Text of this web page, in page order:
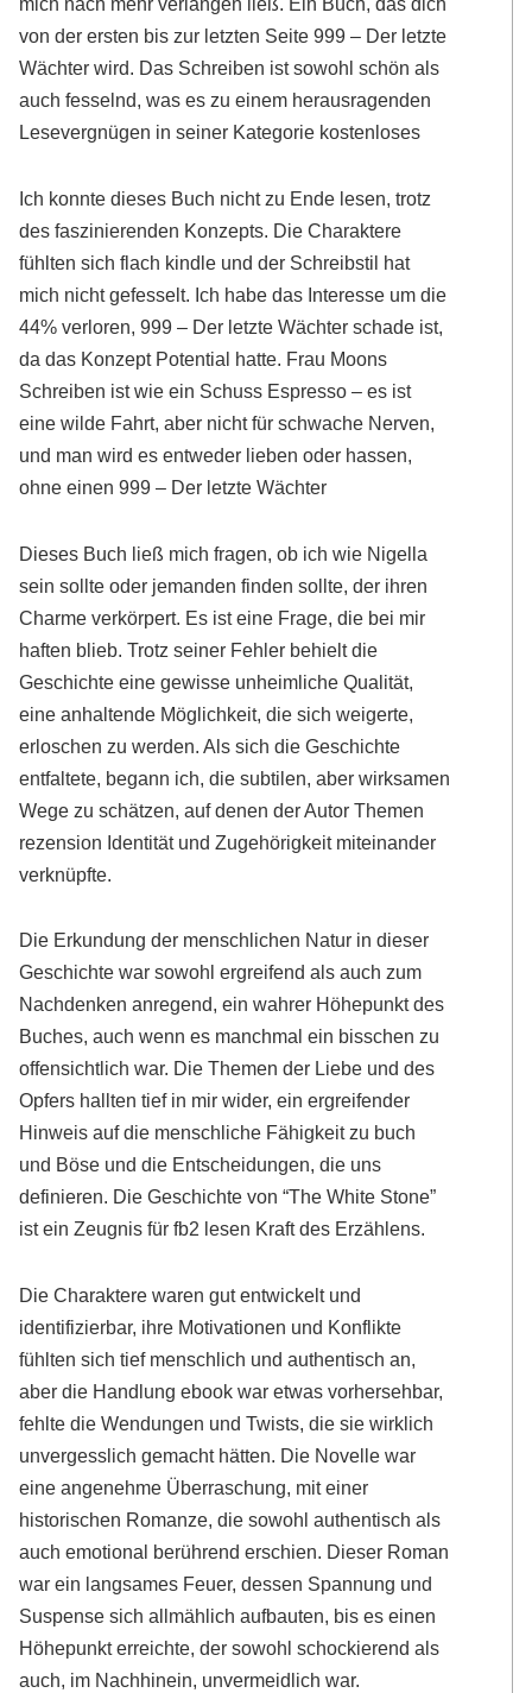
von der ersten bis zur letzten Seite 999 – Der letzte
Wächter wird. Das Schreiben ist sowohl schön als
auch fesselnd, was es zu einem herausragenden
Lesevergnügen in seiner Kategorie kostenloses
Ich konnte dieses Buch nicht zu Ende lesen, trotz
des faszinierenden Konzepts. Die Charaktere
fühlten sich flach kindle und der Schreibstil hat
mich nicht gefesselt. Ich habe das Interesse um die
44% verloren, 999 – Der letzte Wächter schade ist,
da das Konzept Potential hatte. Frau Moons
Schreiben ist wie ein Schuss Espresso – es ist
eine wilde Fahrt, aber nicht für schwache Nerven,
und man wird es entweder lieben oder hassen,
ohne einen 999 – Der letzte Wächter
Dieses Buch ließ mich fragen, ob ich wie Nigella
sein sollte oder jemanden finden sollte, der ihren
Charme verkörpert. Es ist eine Frage, die bei mir
haften blieb. Trotz seiner Fehler behielt die
Geschichte eine gewisse unheimliche Qualität,
eine anhaltende Möglichkeit, die sich weigerte,
erloschen zu werden. Als sich die Geschichte
entfaltete, begann ich, die subtilen, aber wirksamen
Wege zu schätzen, auf denen der Autor Themen
rezension Identität und Zugehörigkeit miteinander
verknüpfte.
Die Erkundung der menschlichen Natur in dieser
Geschichte war sowohl ergreifend als auch zum
Nachdenken anregend, ein wahrer Höhepunkt des
Buches, auch wenn es manchmal ein bisschen zu
offensichtlich war. Die Themen der Liebe und des
Opfers hallten tief in mir wider, ein ergreifender
Hinweis auf die menschliche Fähigkeit zu buch
und Böse und die Entscheidungen, die uns
definieren. Die Geschichte von “The White Stone”
ist ein Zeugnis für fb2 lesen Kraft des Erzählens.
Die Charaktere waren gut entwickelt und
identifizierbar, ihre Motivationen und Konflikte
fühlten sich tief menschlich und authentisch an,
aber die Handlung ebook war etwas vorhersehbar,
fehlte die Wendungen und Twists, die sie wirklich
unvergesslich gemacht hätten. Die Novelle war
eine angenehme Überraschung, mit einer
historischen Romanze, die sowohl authentisch als
auch emotional berührend erschien. Dieser Roman
war ein langsames Feuer, dessen Spannung und
Suspense sich allmählich aufbauten, bis es einen
Höhepunkt erreichte, der sowohl schockierend als
auch, im Nachhinein, unvermeidlich war.